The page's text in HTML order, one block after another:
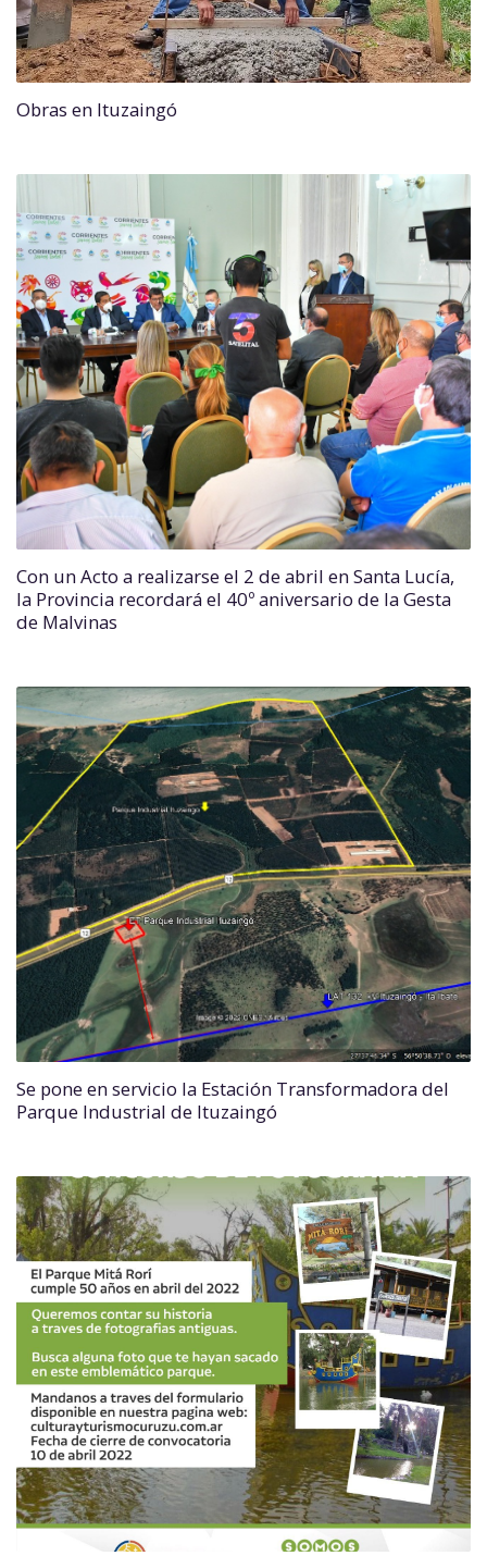
Obras en Ituzaingó
Con un Acto a realizarse el 2 de abril en Santa Lucía,
la Provincia recordará el 40º aniversario de la Gesta
de Malvinas
Se pone en servicio la Estación Transformadora del
Parque Industrial de Ituzaingó